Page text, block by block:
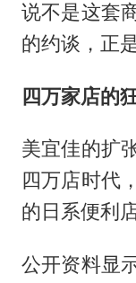
说不是这套
的约谈，正
四万家店的
美宜佳的扩
四万店时代
的日系便利
公开资料显